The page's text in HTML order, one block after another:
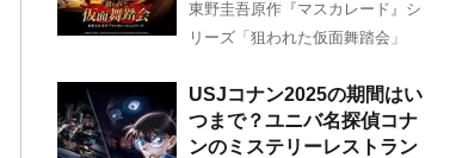
東野圭吾原作『マスカレード』シ
リーズ「狙われた仮面舞踏会」
USJコナン2025の期間はい
つまで？ユニバ名探偵コナ
ンのミステリーレストラン